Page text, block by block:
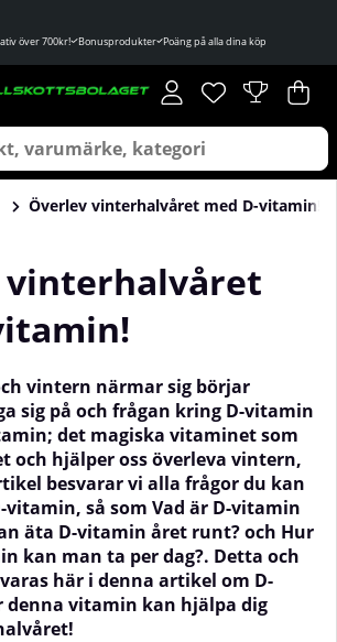
över 700kr! Bonusprodukter Poäng på alla dina köp
Önskelista
Antal i
. .
Överlev vinterhalvåret med D-vitamin!
vinterhalvåret
vintern närmar sig börjar
sig på och frågan kring D-vitamin
det magiska vitaminet som
och hjälper oss överleva vintern,
besvarar vi alla frågor du kan
så som Vad är D-vitamin
äta D-vitamin året runt? och Hur
kan man ta per dag?. Detta och
här i denna artikel om D-
vitamin kan hjälpa dig